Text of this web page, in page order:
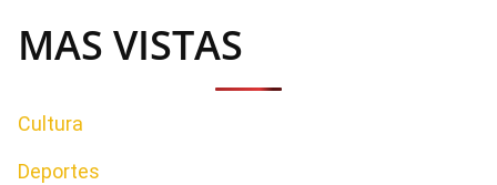
MAS VISTAS
Cultura
Deportes